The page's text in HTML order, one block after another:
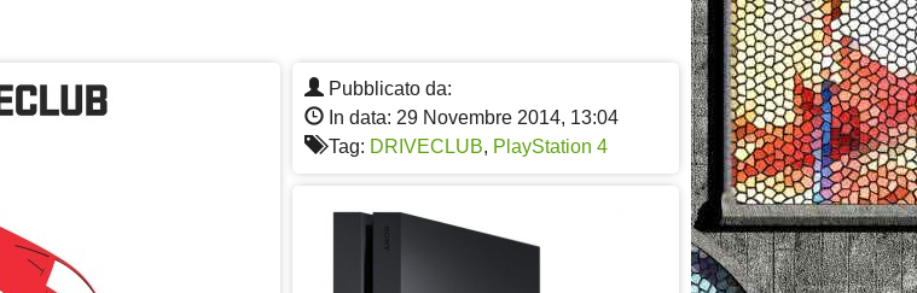
Pubblicato da:
In data: 29 Novembre 2014, 13:04
Tag: DRIVECLUB, PlayStation 4